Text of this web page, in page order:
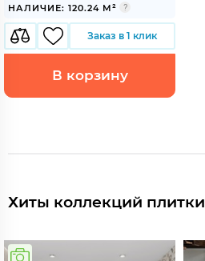
НАЛИЧИЕ: 120.24 М²
Заказ в 1 клик
В корзину
Хиты коллекций плитки